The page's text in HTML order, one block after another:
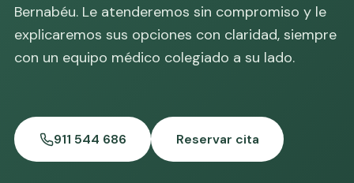
Bernabéu. Le atenderemos sin compromiso y le
explicaremos sus opciones con claridad, siempre
con un equipo médico colegiado a su lado.
911 544 686 Reservar cita